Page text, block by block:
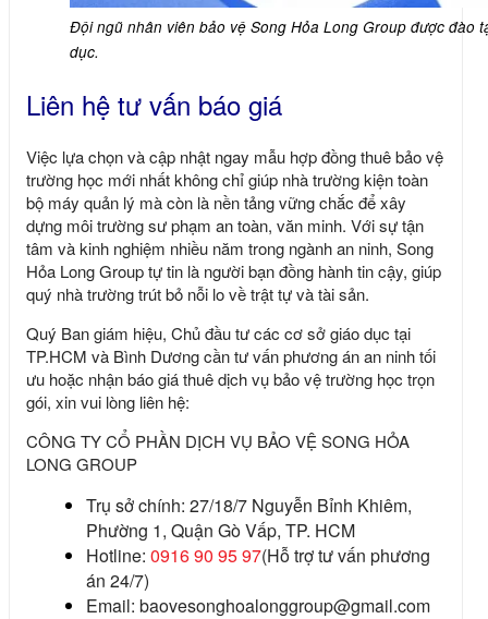
Đội ngũ nhân viên bảo vệ Song Hỏa Long Group được đào
dục.
Liên hệ tư vấn báo giá
Việc lựa chọn và cập nhật ngay mẫu hợp đồng thuê bảo vệ
trường học mới nhấtkhông chỉ giúp nhà trường kiện toàn
bộ máy quản lý mà còn là nền tảng vững chắc để xây
dựng môi trường sư phạm an toàn, văn minh. Với sự tận
tâm và kinh nghiệm nhiều năm trong ngành an ninh, Song
Hỏa Long Grouptự tin là người bạn đồng hành tin cậy, giúp
quý nhà trường trút bỏ nỗi lo về trật tự và tài sản.
Quý Ban giám hiệu, Chủ đầu tư các cơ sở giáo dục tại
TP.HCM và Bình Dương cần tư vấn phương án an ninh tối
ưu hoặc nhận báo giá thuê dịch vụ bảo vệ trường học trọn
gói, xin vui lòng liên hệ:
CÔNG TY CỔ PHẦN DỊCH VỤ BẢO VỆ SONG HỎA
LONG GROUP
Trụ sở chính: 27/18/7 Nguyễn Bỉnh Khiêm,
Phường 1, Quận Gò Vấp, TP. HCM
Hotline: 0916 90 95 97(Hỗ trợ tư vấn phương
án 24/7)
Email: baovesonghoalonggroup@gmail.com